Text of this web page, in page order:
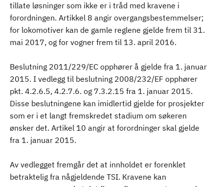
tillate løsninger som ikke er i tråd med kravene i
forordningen. Artikkel 8 angir overgangsbestemmelser;
for lokomotiver kan de gamle reglene gjelde frem til 31.
mai 2017, og for vogner frem til 13. april 2016.
Beslutning 2011/229/EC opphører å gjelde fra 1. januar
2015. I vedlegg til beslutning 2008/232/EF opphører
pkt. 4.2.6.5, 4.2.7.6. og 7.3.2.15 fra 1. januar 2015.
Disse beslutningene kan imidlertid gjelde for prosjekter
som er i et langt fremskredet stadium om søkeren
ønsker det. Artikel 10 angir at forordninger skal gjelde
fra 1. januar 2015.
Av vedlegget fremgår det at innholdet er forenklet
betraktelig fra någjeldende TSI. Kravene kan